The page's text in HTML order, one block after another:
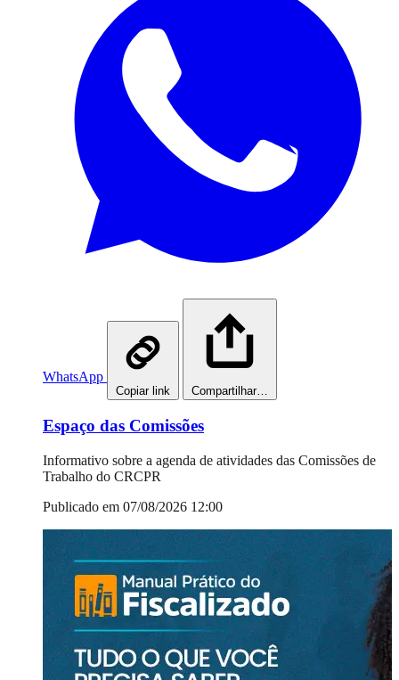
WhatsApp
Copiar link Compartilhar…
Espaço das Comissões
Informativo sobre a agenda de atividades das Comissões de
Trabalho do CRCPR
Publicado em 07/08/2026 12:00